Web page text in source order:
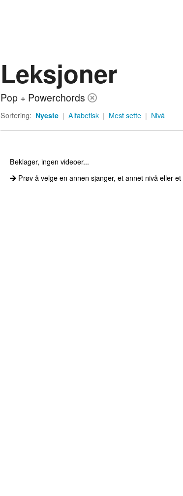
Leksjoner
Pop + Powerchords
Sortering: Nyeste | Alfabetisk | Mest sette | Nivå
Beklager, ingen videoer...
Prøv å velge en annen sjanger, et annet nivå eller